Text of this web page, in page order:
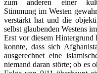
zum anderen einer
Stimmung im Westen
verstärkt hat und die
selbst glaubenden Westens
Erst vor diesem Hintergrund
konnte, dass sich
ausgerechnet eine
niemand daran störte; ob es